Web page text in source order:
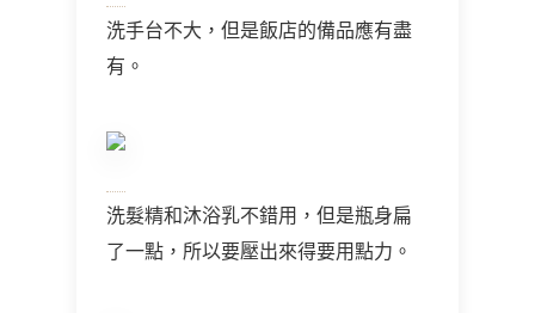
洗手台不大，但是飯店的備品應有盡
有。
洗髮精和沐浴乳不錯用，但是瓶身扁
了一點，所以要壓出來得要用點力。